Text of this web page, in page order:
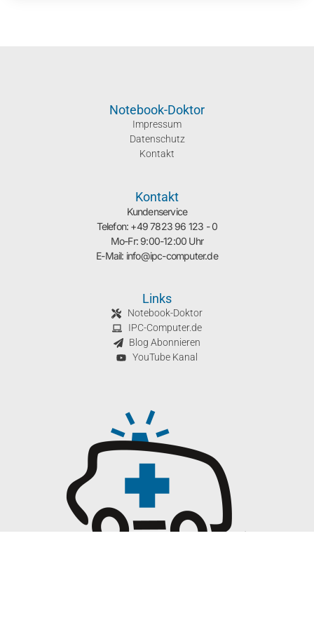
Notebook-Doktor
Impressum
Datenschutz
Kontakt
Kontakt
Kundenservice
Telefon: +49 7823 96 123 - 0
Mo-Fr: 9:00-12:00 Uhr
E-Mail: info@ipc-computer.de
Links
Notebook-Doktor
IPC-Computer.de
Blog Abonnieren
YouTube Kanal